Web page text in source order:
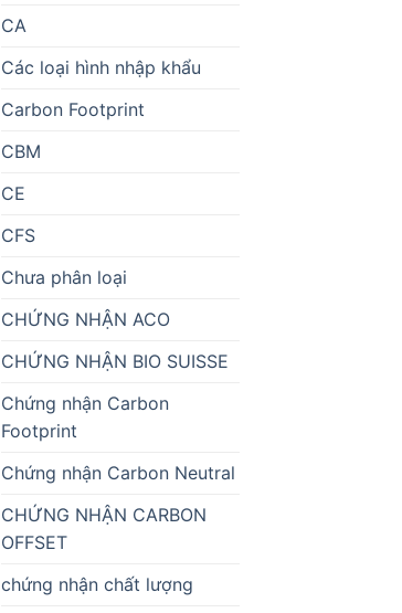
CA
Các loại hình nhập khẩu
Carbon Footprint
CBM
CE
CFS
Chưa phân loại
CHỨNG NHẬN ACO
CHỨNG NHẬN BIO SUISSE
Chứng nhận Carbon
Footprint
Chứng nhận Carbon Neutral
CHỨNG NHẬN CARBON
OFFSET
chứng nhận chất lượng